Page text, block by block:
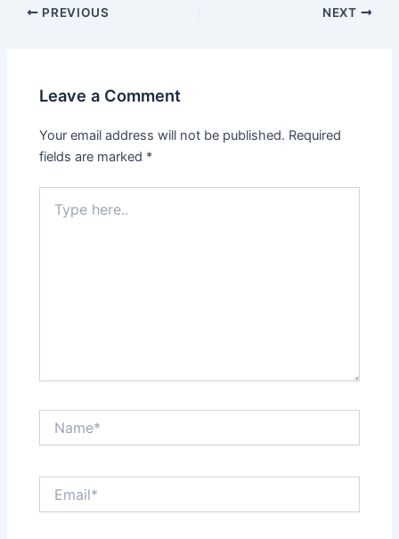
PREVIOUS NEXT
Leave a Comment
Your email address will not be published. Required
fields are marked *
here..